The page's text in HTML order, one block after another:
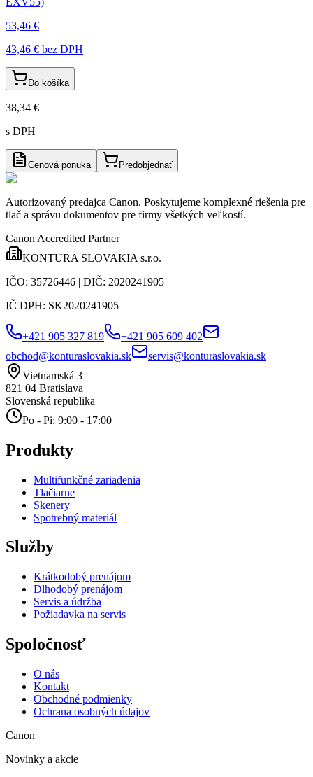
53,46 €
43,46 € bez DPH
Do košíka
38,34 €
s DPH
Cenová ponuka Predobjednať
Autorizovaný predajca Canon. Poskytujeme komplexné riešenia pre
tlač a správu dokumentov pre firmy všetkých veľkostí.
Canon Accredited Partner
KONTURA SLOVAKIA s.r.o.
IČO: 35726446 | DIČ: 2020241905
IČ DPH: SK2020241905
+421 905 327 819
+421 905 609 402
obchod@konturaslovakia.sk
servis@konturaslovakia.sk
Vietnamská 3
821 04 Bratislava
Slovenská republika
Po - Pi: 9:00 - 17:00
Produkty
Multifunkčné zariadenia
Tlačiarne
Skenery
Spotrebný materiál
Služby
Krátkodobý prenájom
Dlhodobý prenájom
Servis a údržba
Požiadavka na servis
Spoločnosť
O nás
Kontakt
Obchodné podmienky
Ochrana osobných údajov
Canon
Novinky a akcie